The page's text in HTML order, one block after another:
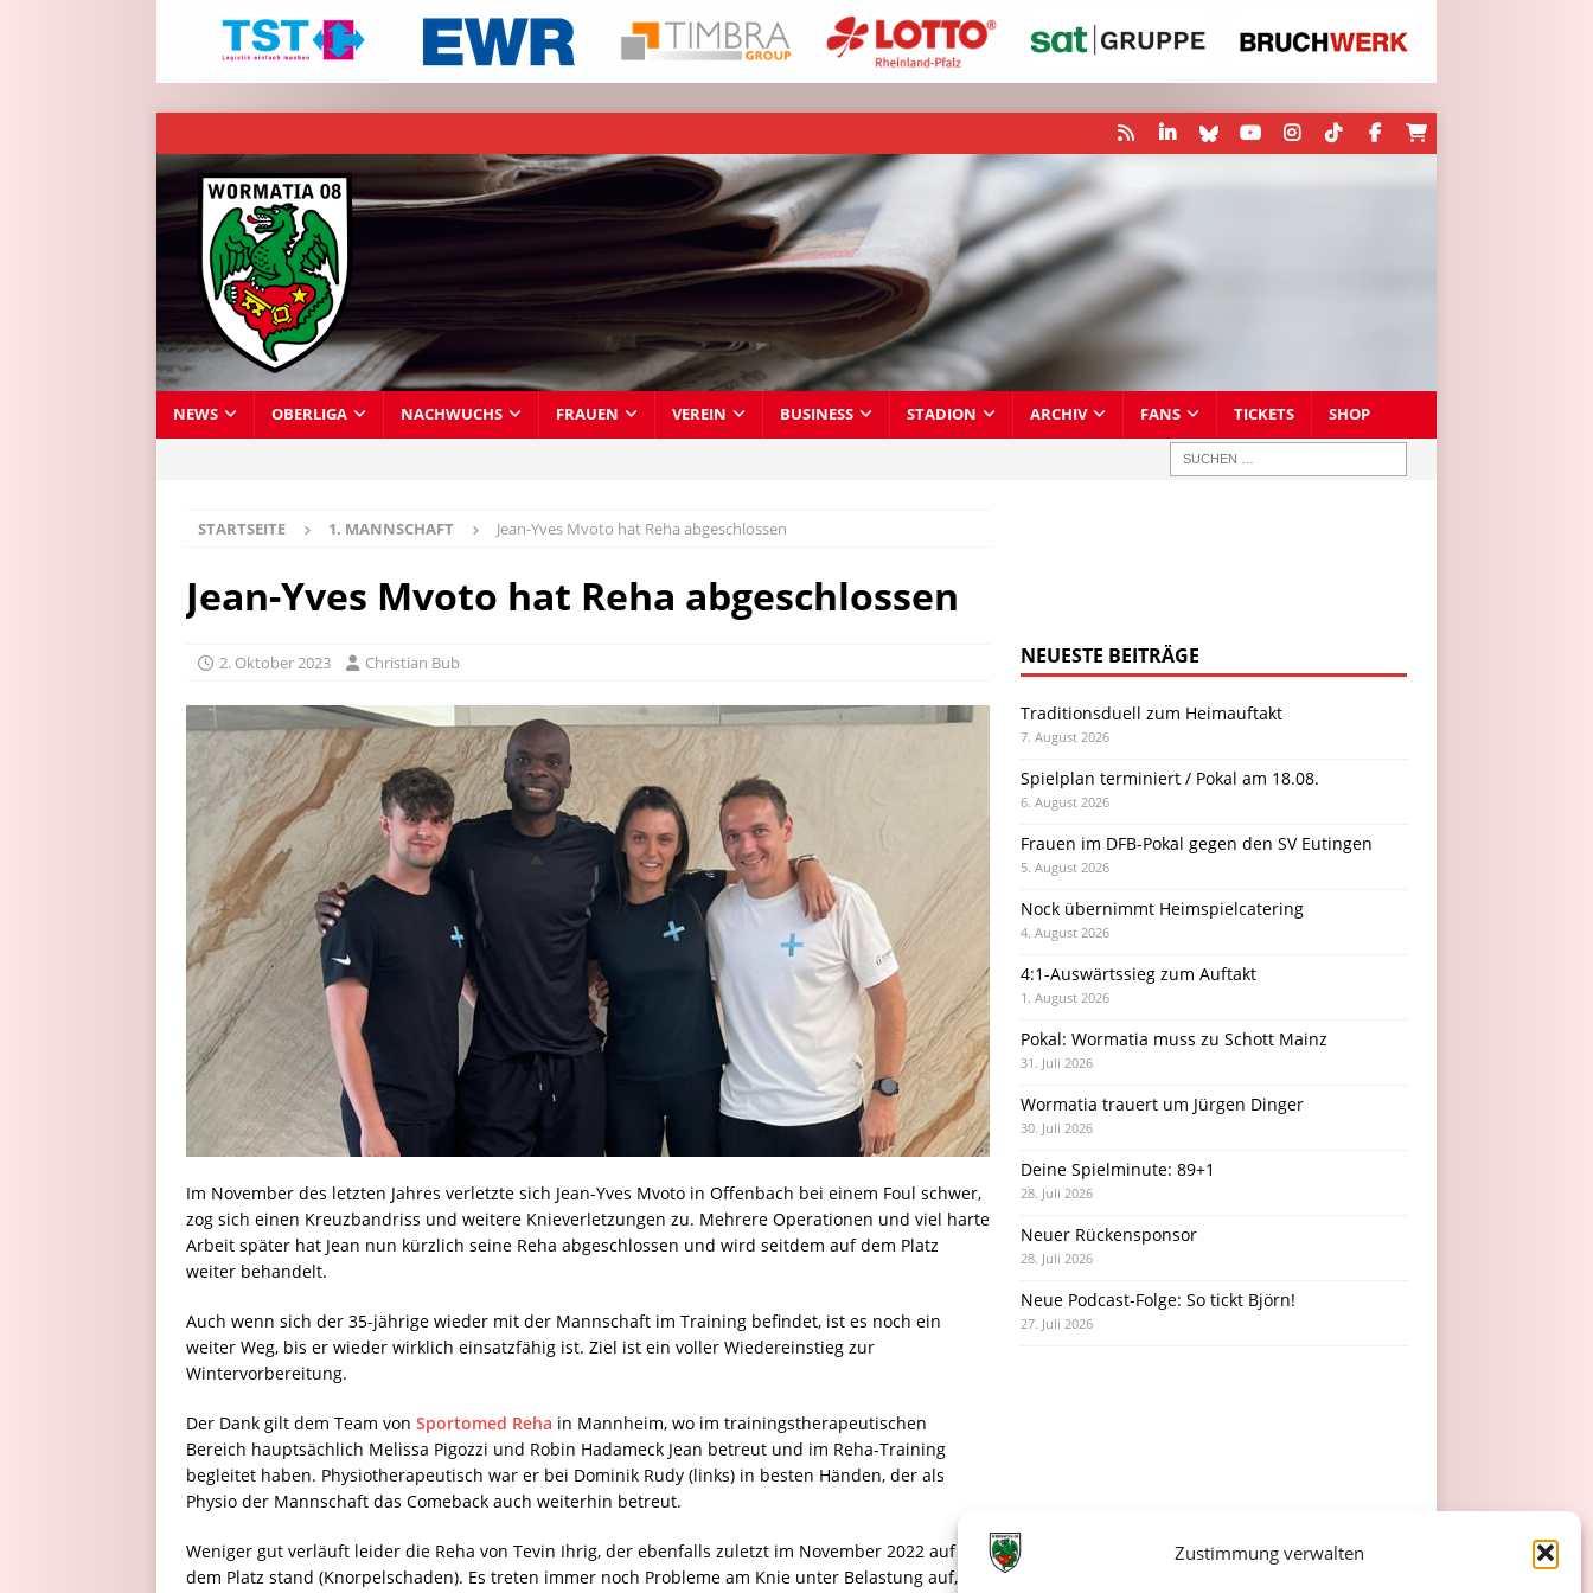
Zustimmung verwalten
NEWS OBERLIGA NACHWUCHS FRAUEN VEREIN BUSINESS STADION ARCHIV FANS TICKETS SHOP
STARTSEITE 1. MANNSCHAFT Jean-Yves Mvoto hat Reha abgeschlossen
Jean-Yves Mvoto hat Reha abgeschlossen
2. Oktober 2023 Christian Bub
Im November des letzten Jahres verletzte sich Jean-Yves Mvoto in Offenbach bei einem Foul schwer,
zog sich einen Kreuzbandriss und weitere Knieverletzungen zu. Mehrere Operationen und viel harte
Arbeit später hat Jean nun kürzlich seine Reha abgeschlossen und wird seitdem auf dem Platz
weiter behandelt.
Auch wenn sich der 35-jährige wieder mit der Mannschaft im Training befindet, ist es noch ein
weiter Weg, bis er wieder wirklich einsatzfähig ist. Ziel ist ein voller Wiedereinstieg zur
Wintervorbereitung.
Der Dank gilt dem Team von Sportomed Reha in Mannheim, wo im trainingstherapeutischen
Bereich hauptsächlich Melissa Pigozzi und Robin Hadameck Jean betreut und im Reha-Training
begleitet haben. Physiotherapeutisch war er bei Dominik Rudy (links) in besten Händen, der als
Physio der Mannschaft das Comeback auch weiterhin betreut.
Weniger gut verläuft leider die Reha von Tevin Ihrig, der ebenfalls zuletzt im November 2022 auf
dem Platz stand (Knorpelschaden). Es treten immer noch Probleme am Knie unter Belastung auf,
NEUESTE BEITRÄGE
Traditionsduell zum Heimauftakt
7. August 2026
Spielplan terminiert / Pokal am 18.08.
6. August 2026
Frauen im DFB-Pokal gegen den SV Eutingen
5. August 2026
Nock übernimmt Heimspielcatering
4. August 2026
4:1-Auswärtssieg zum Auftakt
1. August 2026
Pokal: Wormatia muss zu Schott Mainz
31. Juli 2026
Wormatia trauert um Jürgen Dinger
30. Juli 2026
Deine Spielminute: 89+1
28. Juli 2026
Neuer Rückensponsor
28. Juli 2026
Neue Podcast-Folge: So tickt Björn!
27. Juli 2026